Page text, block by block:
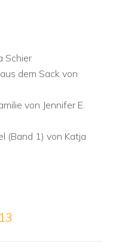
Schier
dem Sack von
von Jennifer E.
(Band 1) von Katja